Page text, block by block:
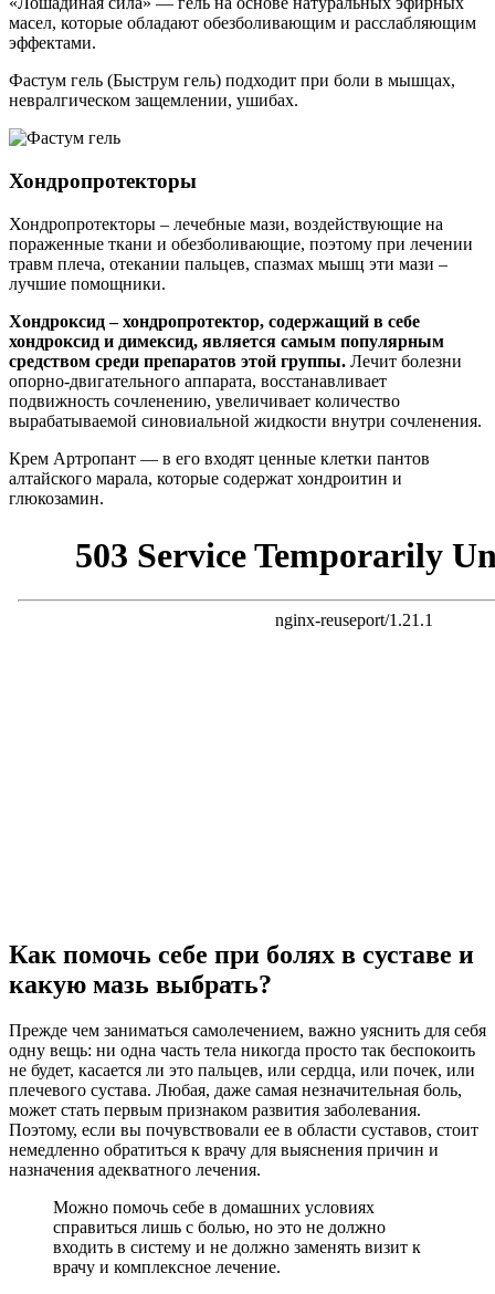
масел, которые обладают обезболивающим и расслабляющим
эффектами.
Фастум гель (Быструм гель) подходит при боли в мышцах,
невралгическом защемлении, ушибах.
Хондропротекторы
Хондропротекторы – лечебные мази, воздействующие на
пораженные ткани и обезболивающие, поэтому при лечении
травм плеча, отекании пальцев, спазмах мышц эти мази –
лучшие помощники.
Хондроксид – хондропротектор, содержащий в себе
хондроксид и димексид, является самым популярным
средством среди препаратов этой группы. Лечит болезни
опорно-двигательного аппарата, восстанавливает
подвижность сочленению, увеличивает количество
вырабатываемой синовиальной жидкости внутри сочленения.
Крем Артропант — в его входят ценные клетки пантов
алтайского марала, которые содержат хондроитин и
глюкозамин.
Как помочь себе при болях в суставе и
какую мазь выбрать?
Прежде чем заниматься самолечением, важно уяснить для себя
одну вещь: ни одна часть тела никогда просто так беспокоить
не будет, касается ли это пальцев, или сердца, или почек, или
плечевого сустава. Любая, даже самая незначительная боль,
может стать первым признаком развития заболевания.
Поэтому, если вы почувствовали ее в области суставов, стоит
немедленно обратиться к врачу для выяснения причин и
назначения адекватного лечения.
Можно помочь себе в домашних условиях
справиться лишь с болью, но это не должно
входить в систему и не должно заменять визит к
врачу и комплексное лечение.